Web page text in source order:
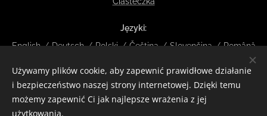
Języki
English
Deutsch Polski Čeština Slovenčina Română
Waluty
EUR €
CZK Kč DKK kr NOK kr GBP £ SEK kr
CHF
HUF Ft
ISK kr USD $ PLN zł RON lei
Używamy plików cookie, aby zapewnić prawidłowe działanie
i bezpieczeństwo naszej strony internetowej. Dzięki temu
możemy zapewnić Ci jak najlepsze wrażenia z jej
użytkowania.